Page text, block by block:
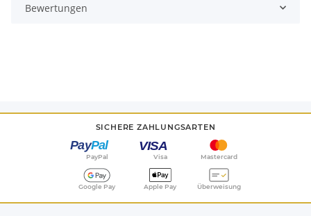
Bewertungen
SICHERE ZAHLUNGSARTEN
PayPal Visa Mastercard
Google Pay Apple Pay Überweisung